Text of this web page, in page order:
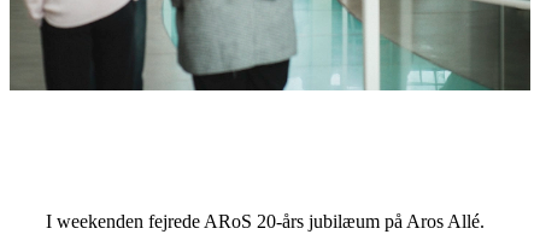
I weekenden fejrede ARoS 20-års jubilæum på Aros Allé.